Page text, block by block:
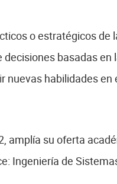
o estratégicos de
basadas
habilidades en
amplía su oferta
Ingeniería de